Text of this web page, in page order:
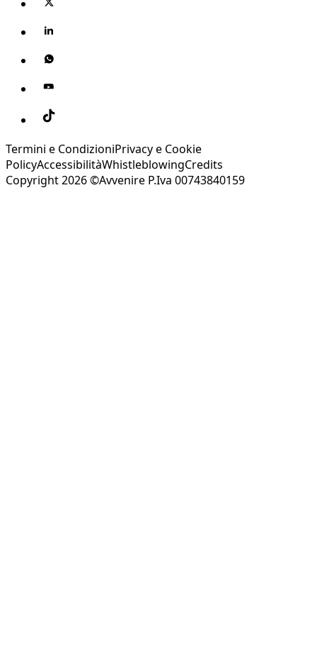
Termini e CondizioniPrivacy e Cookie
PolicyAccessibilitàWhistleblowingCredits
Copyright 2026 ©Avvenire P.Iva 00743840159